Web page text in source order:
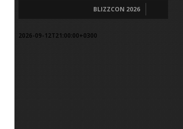
BLIZZCON 2026
2026-09-12T21:00:00+0300